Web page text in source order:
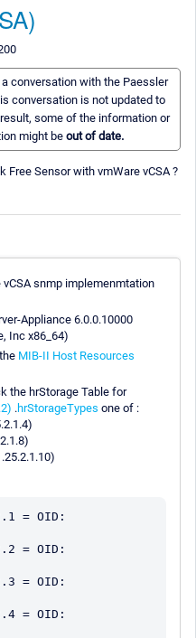
conversation with the Paessler
conversation is not updated to
some of the information or
might be out of date.
Free Sensor with vmWare vCSA ?
snmp implemenmtation
Appliance 6.0.0.10000
Inc x86_64)
MIB-II Host Resources
the hrStorage Table for
.hrStorageTypes one of :
= OID:
= OID:
= OID:
= OID: